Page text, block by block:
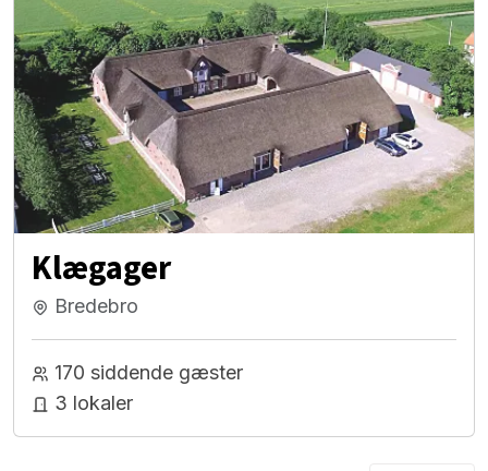
Klægager
Bredebro
170 siddende gæster
3 lokaler